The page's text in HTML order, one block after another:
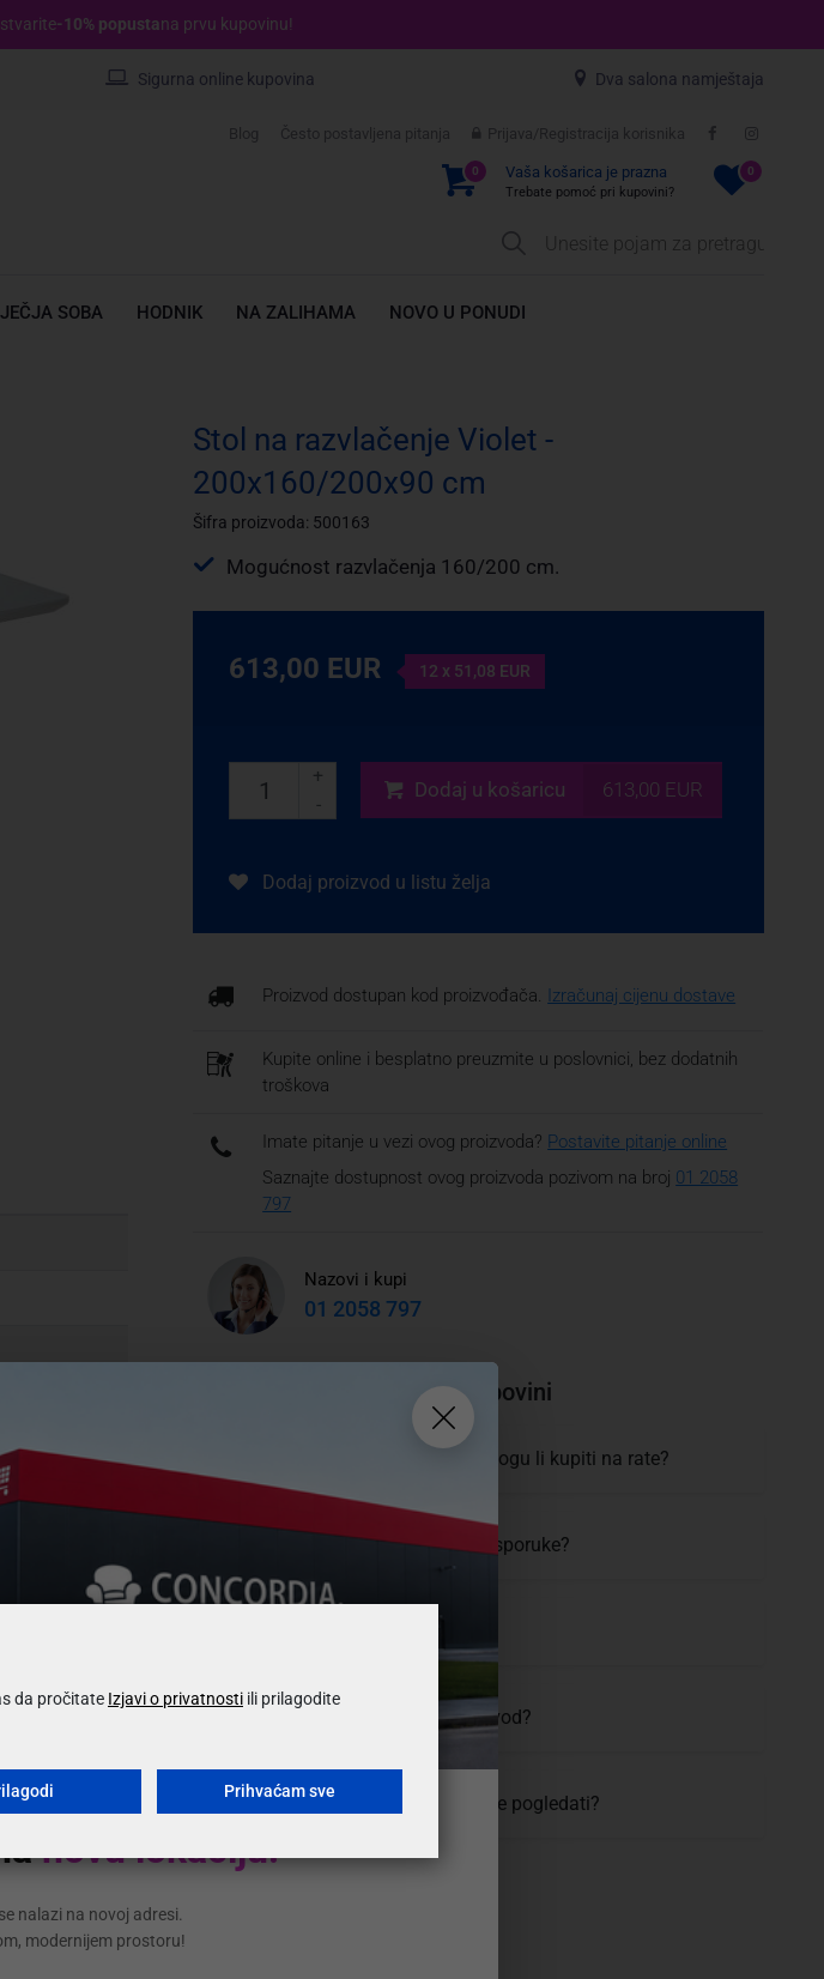
-10% popustana prvu kupovinu!
Sigurna online kupovina Dva salona namještaja
Blog Često postavljena pitanja Prijava/Registracija korisnika
0 Vaša košarica je prazna
Trebate pomoć pri kupovini?
0
SOBA HODNIK NA ZALIHAMA NOVO U PONUDI
Stol na razvlačenje Violet -
200x160/200x90 cm
Šifra proizvoda: 500163
Mogućnost razvlačenja 160/200 cm.
613,00 EUR 12 x 51,08 EUR
+
-
Dodaj u košaricu 613,00 EUR
Dodaj proizvod u listu želja
Proizvod dostupan kod proizvođača. Izračunaj cijenu dostave
Kupite online i besplatno preuzmite u poslovnici, bez dodatnih
troškova
Imate pitanje u vezi ovog proizvoda? Postavite pitanje online
Saznajte dostupnost ovog proizvoda pozivom na broj 01 2058
797
Nazovi i kupi
01 2058 797
Česta pitanja i pomoć pri kupovini
Koje su mogućnosti plaćanja i mogu li kupiti na rate?
Koliko moram čekati, koji je rok isporuke?
Mogu li vratiti ili zamijeniti proizvod?
Može li se proizvod prije kupovine pogledati?
novu lokaciju!
nalazi na novoj adresi.
modernijem prostoru!
da pročitate Izjavi o privatnosti ili prilagodite
Prihvaćam sve